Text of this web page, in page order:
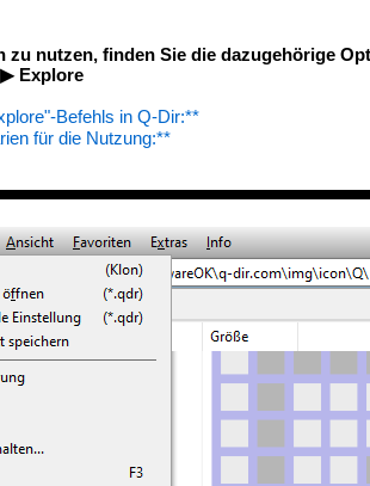
zu nutzen, finden Sie die dazugehörige
Explore
Befehls in Q-Dir:**
für die Nutzung:**